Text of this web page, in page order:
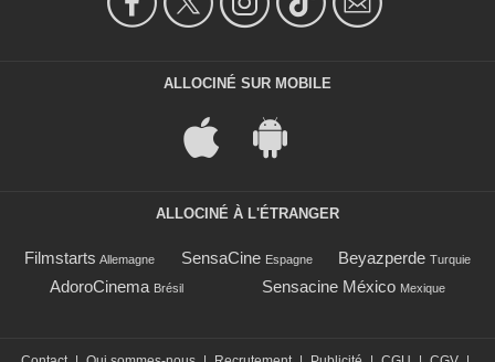
ALLOCINÉ SUR MOBILE
ALLOCINÉ À L'ÉTRANGER
Filmstarts Allemagne SensaCine Espagne Beyazperde Turquie
AdoroCinema Brésil Sensacine México Mexique